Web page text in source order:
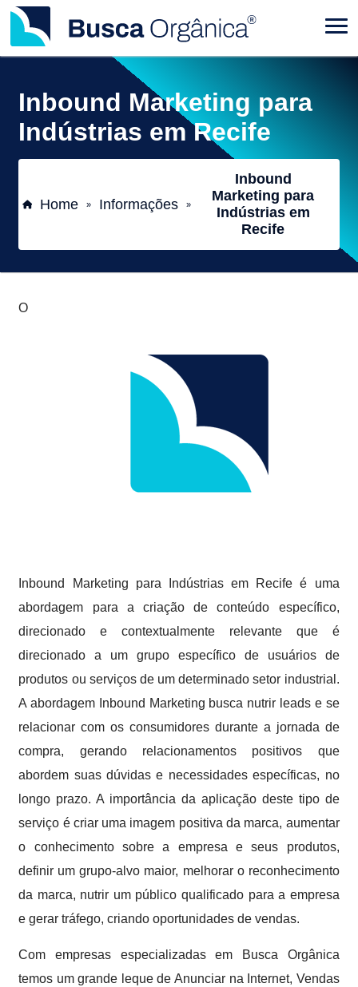
Inbound Marketing para
Indústrias em Recife
Home » Informações »
Inbound
Marketing para
Indústrias em
Recife
O
Inbound Marketing para Indústrias em Recife é uma
abordagem para a criação de conteúdo específico,
direcionado e contextualmente relevante que é
direcionado a um grupo específico de usuários de
produtos ou serviços de um determinado setor industrial.
A abordagem Inbound Marketing busca nutrir leads e se
relacionar com os consumidores durante a jornada de
compra, gerando relacionamentos positivos que
abordem suas dúvidas e necessidades específicas, no
longo prazo. A importância da aplicação deste tipo de
serviço é criar uma imagem positiva da marca, aumentar
o conhecimento sobre a empresa e seus produtos,
definir um grupo-alvo maior, melhorar o reconhecimento
da marca, nutrir um público qualificado para a empresa
e gerar tráfego, criando oportunidades de vendas.
Com empresas especializadas em Busca Orgânica
temos um grande leque de Anunciar na Internet, Vendas